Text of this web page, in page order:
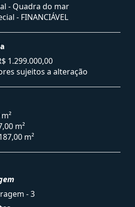
- Quadra do mar
- FINANCIÁVEL
1.299.000,00
sujeitos a alteração
m²
m²
- 3